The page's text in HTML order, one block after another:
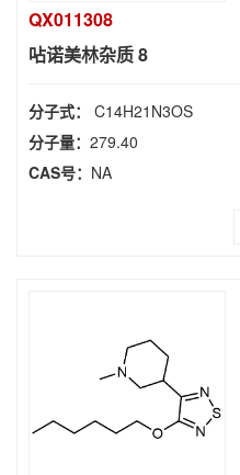
QX011308
呫诺美林杂质 8
分子式： C14H21N3OS
分子量： 279.40
CAS号： NA